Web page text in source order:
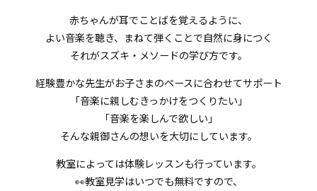
赤ちゃんが耳でことばを覚えるように、
よい音楽を聴き、まねて弾くことで自然に身につく
それがスズキ・メソードの学び方です。
経験豊かな先生がお子さまのペースに合わせてサポート
「音楽に親しむきっかけをつくりたい」
「音楽を楽しんで欲しい」
そんな親御さんの想いを大切にしています。
教室によっては体験レッスンも行っています。
👀教室見学はいつでも無料ですので、